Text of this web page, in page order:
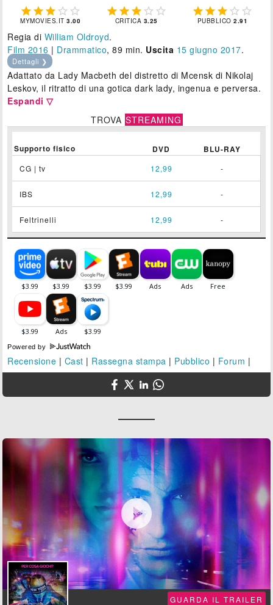
    
MYMOVIES.IT3.00
    
CRITICA 3.25
    
PUBBLICO2.91
Regia di William Oldroyd.
Film 2016 | Drammatico, 89 min. Uscita 15 giugno 2017.
Dettagli ❯
Adattato da Lady Macbeth del distretto di Mcensk di Nikolaj
Leskov, il ritratto di una gotica dark lady, ingenua e perversa.
Espandi ▽
TROVA STREAMING
Supporto fisico DVD BLU-RAY
CG | tv 12,99 -
IBS 12,99 -
Feltrinelli 12,99 -
Powered by
Recensione | Cast | Rassegna stampa | Pubblico | Forum |

GUARDA IL TRAILER